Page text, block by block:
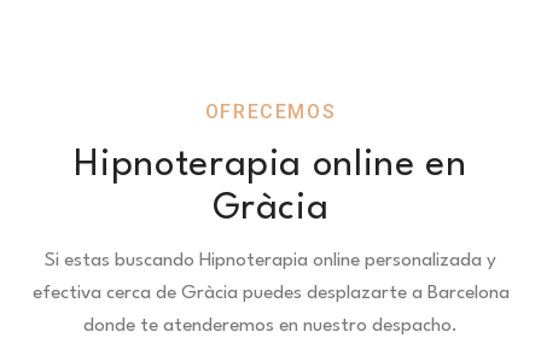
OFRECEMOS
Hipnoterapia online en
Gràcia
Si estas buscando Hipnoterapia online personalizada y
efectiva cerca de Gràcia puedes desplazarte a Barcelona
donde te atenderemos en nuestro despacho.